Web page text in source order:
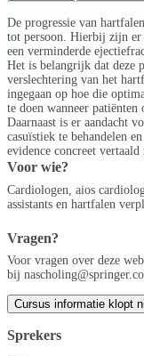
De progressie van
tot persoon. Hierbij zijn er
een verminderde
Het is belangrijk dat deze
verslechtering van het
ingegaan op hoe die
te doen wanneer patiënten
Daarnaast is er aandacht
casuïstiek te behandelen
evidence concreet
Voor wie?
Cardiologen, aios
assistants en hartfalen
Vragen?
Voor vragen over deze
bij
Cursus informatie klopt
Sprekers